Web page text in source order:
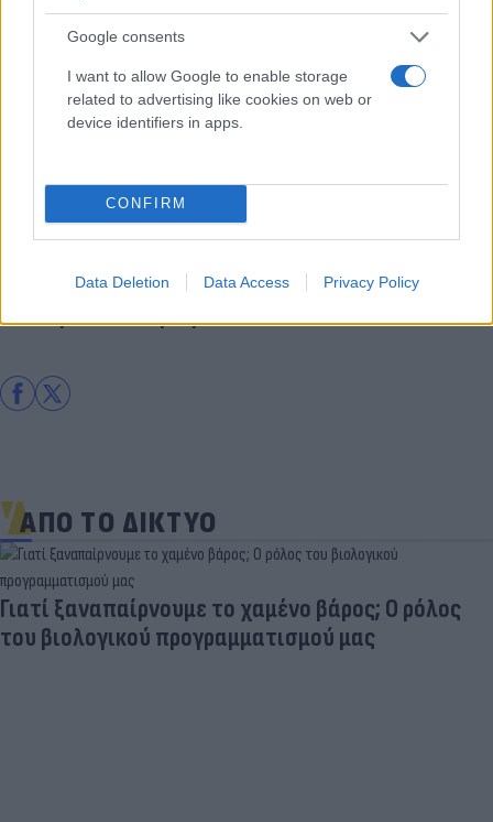
Google consents
I want to allow Google to enable storage
related to advertising like cookies on web or
device identifiers in apps.
CONFIRM
Data Deletion Data Access Privacy Policy
Διάβασε σχετικά
Άρης: Διαθέσιμα τα εισιτήρια για το ματς με
Διάβασε περισσότερα
Σπορ Ποδόσφαιρο ΑΕΚ
ΑΠΟ ΤΟ ΔΙΚΤΥΟ
Γιατί ξαναπαίρνουμε το χαμένο βάρος; Ο ρόλος
του βιολογικού προγραμματισμού μας